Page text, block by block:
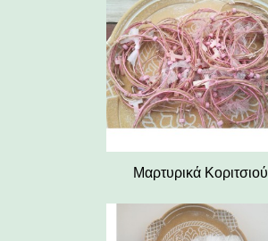
Μαρτυρικά Κοριτσιού